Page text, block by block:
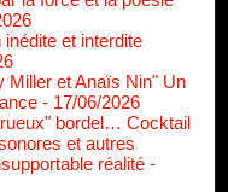
et interdite
Miller et Anaïs Nin" Un
- 17/06/2026
bordel… Cocktail
et autres
réalité -